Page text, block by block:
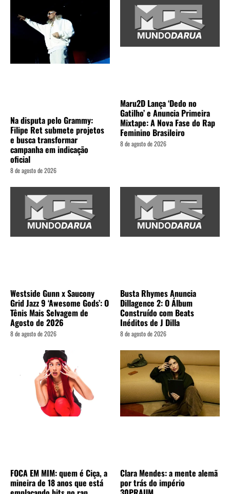
Na disputa pelo Grammy:
Filipe Ret submete projetos
e busca transformar
campanha em indicação
oficial
8 de agosto de 2026
Maru2D Lança ‘Dedo no
Gatilho’ e Anuncia Primeira
Mixtape: A Nova Fase do Rap
Feminino Brasileiro
8 de agosto de 2026
Westside Gunn x Saucony
Grid Jazz 9 ‘Awesome Gods’: O
Tênis Mais Selvagem de
Agosto de 2026
8 de agosto de 2026
Busta Rhymes Anuncia
Dillagence 2: O Álbum
Construído com Beats
Inéditos de J Dilla
8 de agosto de 2026
FOCA EM MIM: quem é Ciça, a
mineira de 18 anos que está
Clara Mendes: a mente alemã
por trás do império